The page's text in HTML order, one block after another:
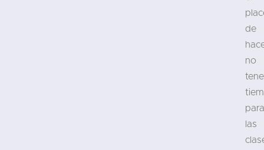
de
no
para
las